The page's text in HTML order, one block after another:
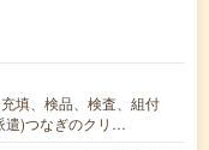
填、検品、検査、組付
遣)つなぎのクリ…